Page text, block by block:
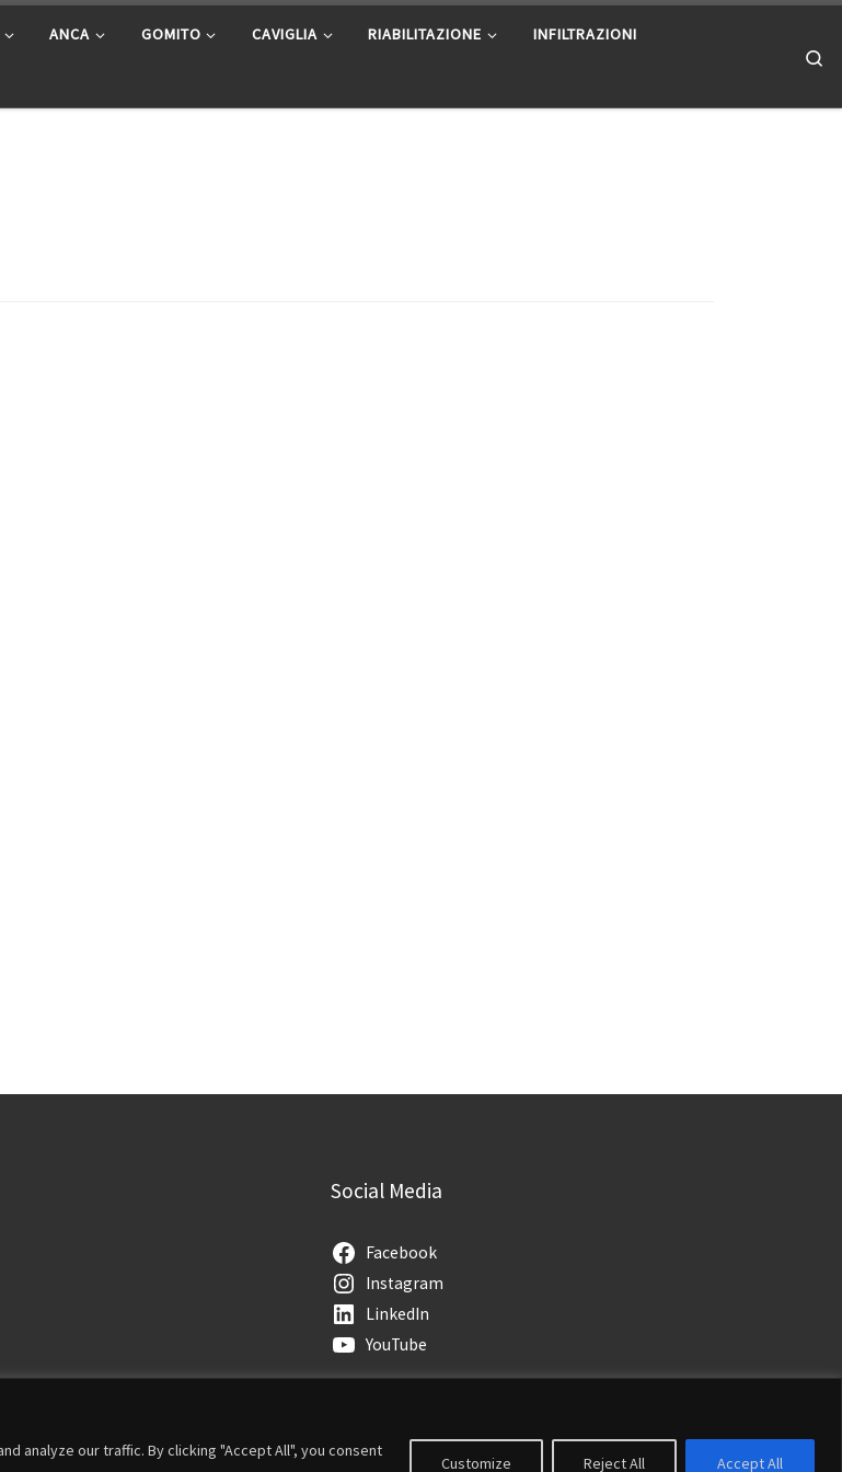
analyze our traffic. By clicking "Accept All", you consent
Customize Reject All Accept All
ANCA GOMITO CAVIGLIA RIABILITAZIONE INFILTRAZIONI
Social Media
Facebook
Instagram
LinkedIn
YouTube